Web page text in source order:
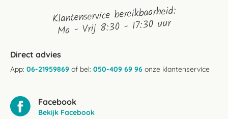
Klantenservice bereikbaarheid:
Ma - Vrij 8:30 - 17:30 uur
Direct advies
App: 06-21959869 of bel: 050-409 69 96 onze klantenservice
Facebook
Bekijk Facebook